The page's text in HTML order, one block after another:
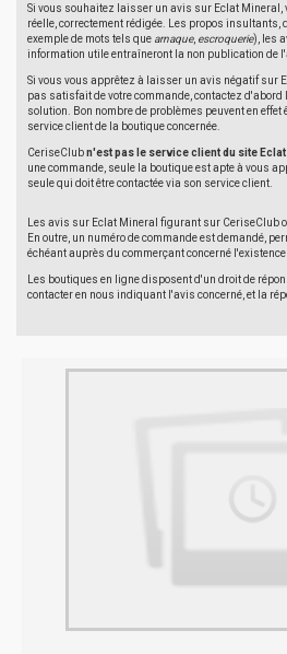
Si vous souhaitez laisser un avis sur Eclat Mineral,
réelle, correctement rédigée. Les propos
exemple de mots tels que arnaque, escroquerie), les
information utile entraîneront la non publication de
Si vous vous apprêtez à laisser un avis négatif sur
pas satisfait de votre commande, contactez d'abord
solution. Bon nombre de problèmes peuvent en
service client de la boutique concernée.
CeriseClubn'est pas le service client du site Eclat
une commande, seule la boutique est apte à vous
seule qui doit être contactée via son service client.
Les avis sur Eclat Mineral figurant sur CeriseClub
En outre, un numéro de commande est demandé,
échéant auprès du commerçant concerné l'existence
Les boutiques en ligne disposent d'un droit de
contacter en nous indiquant l'avis concerné, et la